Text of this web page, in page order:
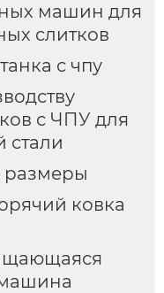
машин для
слитков
с чпу
с ЧПУ для
размеры
ковка